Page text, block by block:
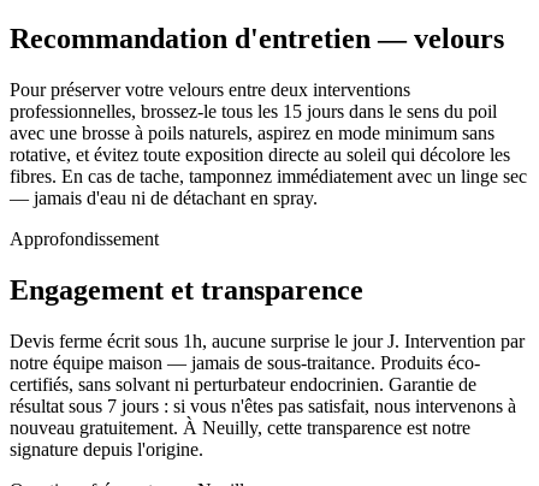
Recommandation d'entretien — velours
Pour préserver votre velours entre deux interventions
professionnelles, brossez-le tous les 15 jours dans le sens du poil
avec une brosse à poils naturels, aspirez en mode minimum sans
rotative, et évitez toute exposition directe au soleil qui décolore les
fibres. En cas de tache, tamponnez immédiatement avec un linge sec
— jamais d'eau ni de détachant en spray.
Approfondissement
Engagement et transparence
Devis ferme écrit sous 1h, aucune surprise le jour J. Intervention par
notre équipe maison — jamais de sous-traitance. Produits éco-
certifiés, sans solvant ni perturbateur endocrinien. Garantie de
résultat sous 7 jours : si vous n'êtes pas satisfait, nous intervenons à
nouveau gratuitement. À Neuilly, cette transparence est notre
signature depuis l'origine.